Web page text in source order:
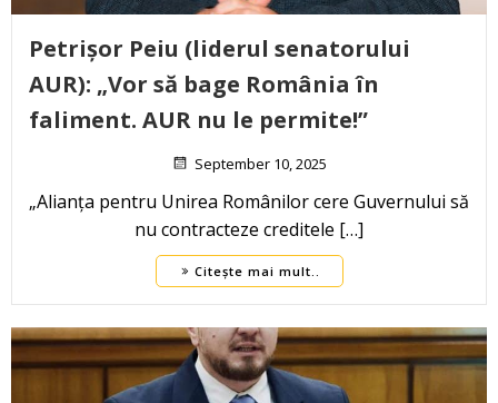
Petrișor Peiu (liderul senatorului
AUR): „Vor să bage România în
faliment. AUR nu le permite!”
September 10, 2025
„Alianța pentru Unirea Românilor cere Guvernului să
nu contracteze creditele […]
Citește mai mult..